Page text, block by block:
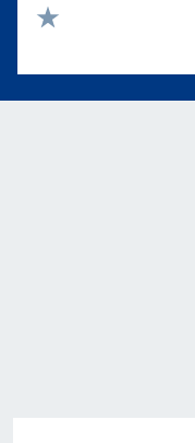
Valuta 2 stelle su 5